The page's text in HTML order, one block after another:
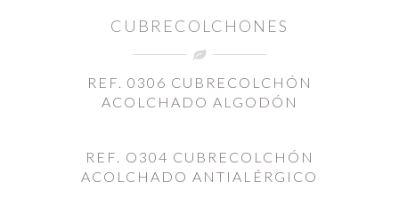
CUBRECOLCHONES
REF. 0306 CUBRECOLCHÓN
ACOLCHADO ALGODÓN
REF. O304 CUBRECOLCHÓN
ACOLCHADO ANTIALÉRGICO